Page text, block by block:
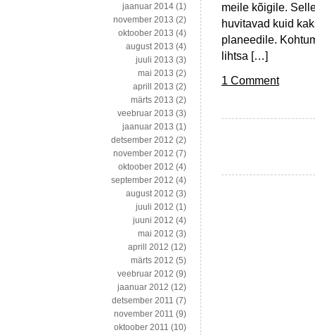
meile kõigile.
huvitavad kuid
planeedile.
lihtsa […]
1 Comment
jaanuar 2014 (1)
november 2013 (2)
oktoober 2013 (4)
august 2013 (4)
juuli 2013 (3)
mai 2013 (2)
aprill 2013 (2)
märts 2013 (2)
veebruar 2013 (3)
jaanuar 2013 (1)
detsember 2012 (2)
november 2012 (7)
oktoober 2012 (4)
september 2012 (4)
august 2012 (3)
juuli 2012 (1)
juuni 2012 (4)
mai 2012 (3)
aprill 2012 (12)
märts 2012 (5)
veebruar 2012 (9)
jaanuar 2012 (12)
detsember 2011 (7)
november 2011 (9)
oktoober 2011 (10)